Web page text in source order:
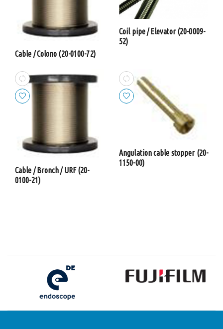
Cable / Colono (20-0100-72)
Coil pipe / Elevator (20-0009-
52)
Cable / Bronch / URF (20-
0100-21)
Angulation cable stopper (20-
1150-00)